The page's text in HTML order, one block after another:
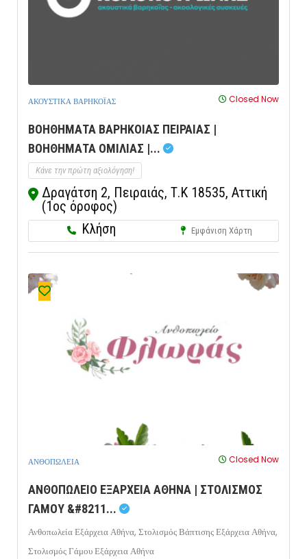
ΑΚΟΥΣΤΙΚΑ ΒΑΡΗΚΟΪΑΣ Closed Now
ΒΟΗΘΗΜΑΤΑ ΒΑΡΗΚΟΙΑΣ ΠΕΙΡΑΙΑΣ |
ΒΟΗΘΗΜΑΤΑ ΟΜΙΛΙΑΣ |...
Κάνε την πρώτη αξιολόγηση!
Δραγάτση 2, Πειραιάς, Τ.Κ 18535, Αττική
(1ος όροφος)
Κλήση
Εμφάνιση Χάρτη
ΑΝΘΟΠΩΛΕΙΑ Closed Now
ΑΝΘΟΠΩΛΕΙΟ ΕΞΑΡΧΕΙΑ ΑΘΗΝΑ | ΣΤΟΛΙΣΜΟΣ
ΓΑΜΟΥ &#8211...
Ανθοπωλεία Εξάρχεια Αθήνα, Στολισμός Βάπτισης Εξάρχεια Αθήνα,
Στολισμός Γάμου Εξάρχεια Αθήνα